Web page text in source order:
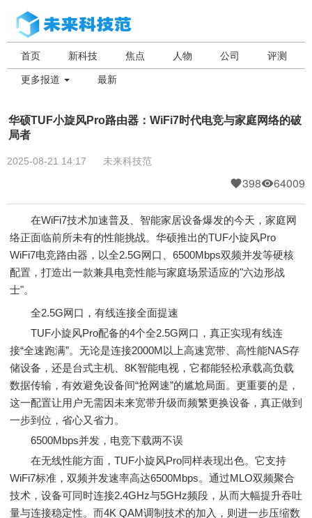
首页 新科技 焦点 人物 公司 评测
更多报道 最新
华硕TUF小旋风Pro路由器：WiFi7时代电竞与家庭网络的破
局者
2025-08-21 14:17 未来科技范
398 64009
在WiFi7技术加速普及、智能家居设备爆发的今天，家庭网
络正面临前所未有的性能挑战。华硕推出的TUF小旋风Pro
WiFi7电竞路由器，以全2.5G网口、6500Mbps双频并发等硬核
配置，打造出一款兼具电竞性能与家庭场景适应的"六边形战
士"。
全2.5G网口，有线连接全面提速
TUF小旋风Pro配备的4个全2.5G网口，真正实现有线连
接“全速跑满”。无论是连接2000M以上高速宽带、高性能NAS存
储设备，还是台式主机、8K智能电视，它都能轻松承载高负载
数据传输，有效避免设备间“抢网速”的尴尬局面。更重要的是，
这一配置让用户无需因未来宽带升级而频繁更换设备，真正做到
一步到位，省心又省力。
6500Mbps并发，电竞下载两不误
在无线性能方面，TUF小旋风Pro同样表现出色。它支持
WiFi7标准，双频并发速率高达6500Mbps。通过MLO双频聚合
技术，设备可同时连接2.4GHz与5GHz频段，从而大幅提升吞吐
量与连接稳定性。而4K QAM调制技术的加入，则进一步压缩数